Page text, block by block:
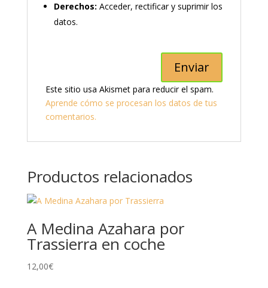
Derechos: Acceder, rectificar y suprimir los
datos.
Este sitio usa Akismet para reducir el spam.
Aprende cómo se procesan los datos de tus
comentarios.
Productos relacionados
A Medina Azahara por
Trassierra en coche
12,00€